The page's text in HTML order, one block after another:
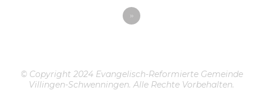
»
© Copyright 2024 Evangelisch-Reformierte Gemeinde
Villingen-Schwenningen. Alle Rechte Vorbehalten.